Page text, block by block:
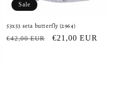
Sale
53x53 seta butterfly (2964)
Regular
€42,00 EUR
Sale
€21,00 EUR